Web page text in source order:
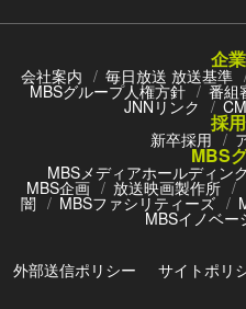
企
会社案内 毎日放送 放送基準
MBSグループ人権方針 番組
JNNリンク
採
新卒採用
MBS
MBSメディアホールディン
MBS企画 放送映画製作所
闇 MBSファシリティーズ
MBSイノベー
外部送信ポリシー サイトポリ